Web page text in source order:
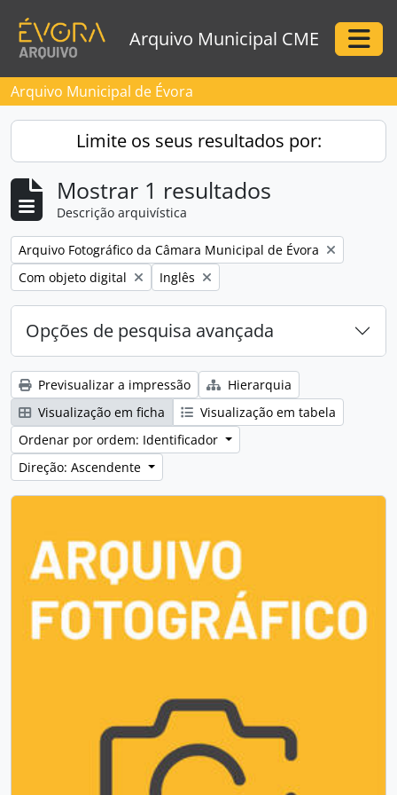
Arquivo Municipal CME
Arquivo Municipal de Évora
Limite os seus resultados por:
Mostrar 1 resultados
Descrição arquivística
Remove filter:
Arquivo Fotográfico da Câmara Municipal de Évora
Remove filter:
Com objeto digital Remove filter:
Inglês
Opções de pesquisa avançada
Previsualizar a impressão
Hierarquia
Visualização em ficha
Visualização em tabela
Ordenar por ordem: Identificador
Direção: Ascendente